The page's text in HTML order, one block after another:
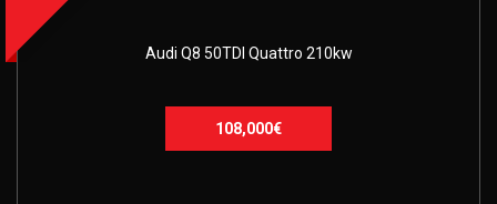
Audi Q8 50TDI Quattro 210kw
108,000€